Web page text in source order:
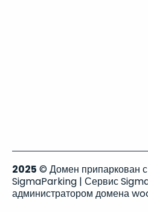
2025 © Домен припаркован
SigmaParking | Сервис
администратором домена